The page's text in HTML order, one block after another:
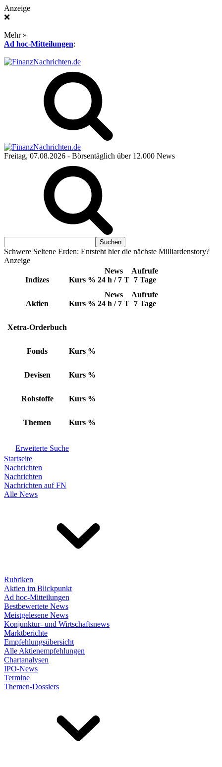
Anzeige
❌
Mehr »
Ad hoc-Mitteilungen:
Freitag, 07.08.2026 - Börsentäglich über 12.000 News
Schwere Seltene Erden: Entsteht hier die nächste Milliardenstory?
Anzeige
Indizes Kurs %
News
24 h / 7 T
Aufrufe
7 Tage
Aktien Kurs %
News
24 h / 7 T
Aufrufe
7 Tage
Xetra-Orderbuch
Fonds Kurs %
Devisen Kurs %
Rohstoffe Kurs %
Themen Kurs %
Erweiterte Suche
Startseite
Nachrichten
Nachrichten
Nachrichten auf FN
Alle News
Rubriken
Aktien im Blickpunkt
Ad hoc-Mitteilungen
Bestbewertete News
Meistgelesene News
Konjunktur- und Wirtschaftsnews
Marktberichte
Empfehlungsübersicht
Alle Aktienempfehlungen
Chartanalysen
IPO-News
Termine
Themen-Dossiers